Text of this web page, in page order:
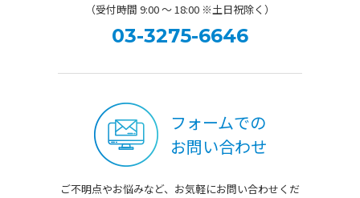
（受付時間 9:00 ～ 18:00 ※土日祝除く）
03-3275-6646
フォームでの
お問い合わせ
ご不明点やお悩みなど、お気軽にお問い合わせくだ